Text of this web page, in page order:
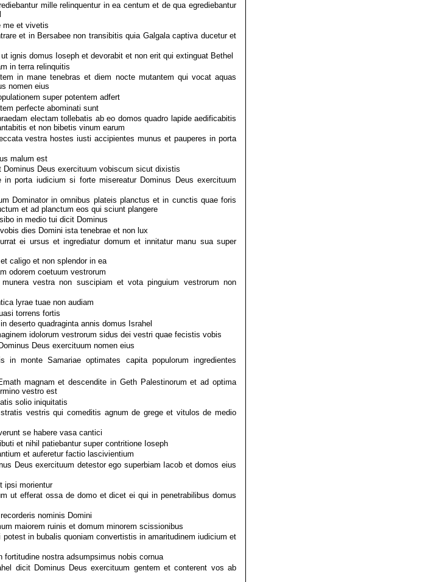
mille relinquentur in ea centum et de qua egrediebantur
me et vivetis
et in Bersabee non transibitis quia Galgala captiva ducetur et
ignis domus Ioseph et devorabit et non erit qui extinguat Bethel
in terra relinquitis
in mane tenebras et diem nocte mutantem qui vocat aquas
nomen eius
super potentem adfert
perfecte abominati sunt
electam tollebatis ab eo domos quadro lapide aedificabitis
et non bibetis vinum earum
vestra hostes iusti accipientes munus et pauperes in porta
malum est
Deus exercituum vobiscum sicut dixistis
porta iudicium si forte misereatur Dominus Deus exercituum
Dominator in omnibus plateis planctus et in cunctis quae foris
et ad planctum eos qui sciunt plangere
in medio tui dicit Dominus
dies Domini ista tenebrae et non lux
ei ursus et ingrediatur domum et innitatur manu sua super
caligo et non splendor in ea
odorem coetuum vestrorum
vestra non suscipiam et vota pinguium vestrorum non
lyrae tuae non audiam
torrens fortis
deserto quadraginta annis domus Israhel
idolorum vestrorum sidus dei vestri quae fecistis vobis
Deus exercituum nomen eius
monte Samariae optimates capita populorum ingredientes
magnam et descendite in Geth Palestinorum et ad optima
vestro est
solio iniquitatis
vestris qui comeditis agnum de grege et vitulos de medio
se habere vasa cantici
et nihil patiebantur super contritione Ioseph
et auferetur factio lascivientium
Deus exercituum detestor ego superbiam Iacob et domos eius
ipsi morientur
ut efferat ossa de domo et dicet ei qui in penetrabilibus domus
nominis Domini
maiorem ruinis et domum minorem scissionibus
in bubalis quoniam convertistis in amaritudinem iudicium et
nostra adsumpsimus nobis cornua
dicit Dominus Deus exercituum gentem et conterent vos ab